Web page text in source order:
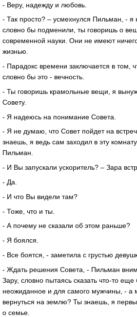
- Веру, надежду и любовь.
- Так просто? – усмехнулся Пильман, - я
словно бы подменили, ты говоришь о
современной науки. Они не имеют
жизнью.
- Парадокс времени заключается в том,
словно бы это - вечность.
- Ты говоришь крамольные вещи, я
Совету.
- Я надеюсь на понимание Совета.
- Я не думаю, что Совет пойдет на
знаешь, я ведь сам заходил в эту
Пильман.
- И Вы запускали ускоритель? – Зара
- Да.
- И что Вы видели там?
- Тоже, что и ты.
- А почему не сказали об этом раньше?
- Я боялся.
- Все боятся, - заметила с грустью
- Ждать решения Совета, - Пильман
Зару, словно пытаясь сказать что-то
неожиданное и для самого мужчины, - а
вернуться на землю? Ты знаешь, я
о семье.